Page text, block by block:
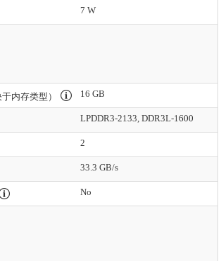
7 W
内存类型） 16 GB
LPDDR3-2133, DDR3L-1600
2
33.3 GB/s
No